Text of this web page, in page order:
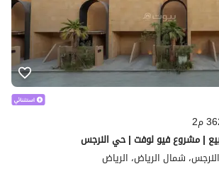
م2
| مشروع فيو لوفت | حي النرجس
شمال الرياض، الرياض